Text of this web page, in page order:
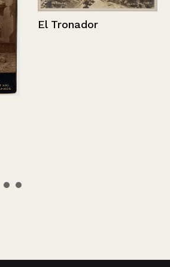
El Tronador